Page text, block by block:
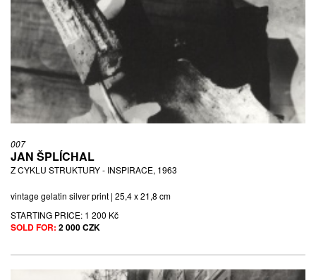
007
JAN ŠPLÍCHAL
Z CYKLU STRUKTURY - INSPIRACE, 1963
vintage gelatin silver print | 25,4 x 21,8 cm
STARTING PRICE: 1 200 Kč
SOLD FOR: 2 000 CZK